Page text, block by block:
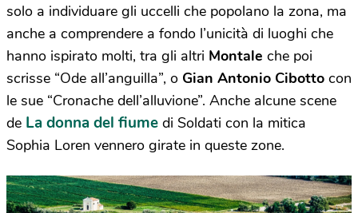
solo a individuare gli uccelli che popolano la zona, ma
anche a comprendere a fondo l’unicità di luoghi che
hanno ispirato molti, tra gli altri Montale che poi
scrisse “Ode all’anguilla”, o Gian Antonio Cibotto con
le sue “Cronache dell’alluvione”. Anche alcune scene
de La donna del fiume di Soldati con la mitica
Sophia Loren vennero girate in queste zone.